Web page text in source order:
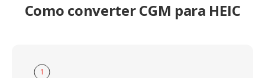
Como converter CGM para HEIC
1